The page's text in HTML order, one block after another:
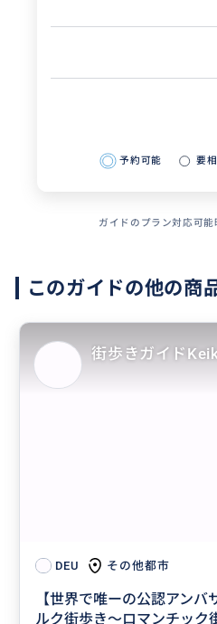
予約可能 要
ガイドのプラン対応可能
このガイドの他の商
DEU その他都市
【世界で唯ーの公認アン
ルク街歩き〜ロマンチック
街歩きガイド